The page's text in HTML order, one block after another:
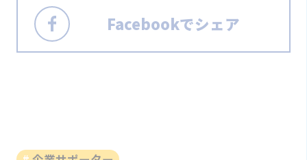
Facebookでシェア